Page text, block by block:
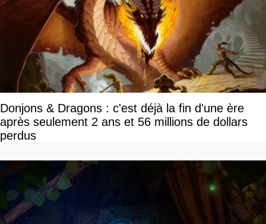
Donjons & Dragons : c'est déjà la fin d'une ère
après seulement 2 ans et 56 millions de dollars
perdus